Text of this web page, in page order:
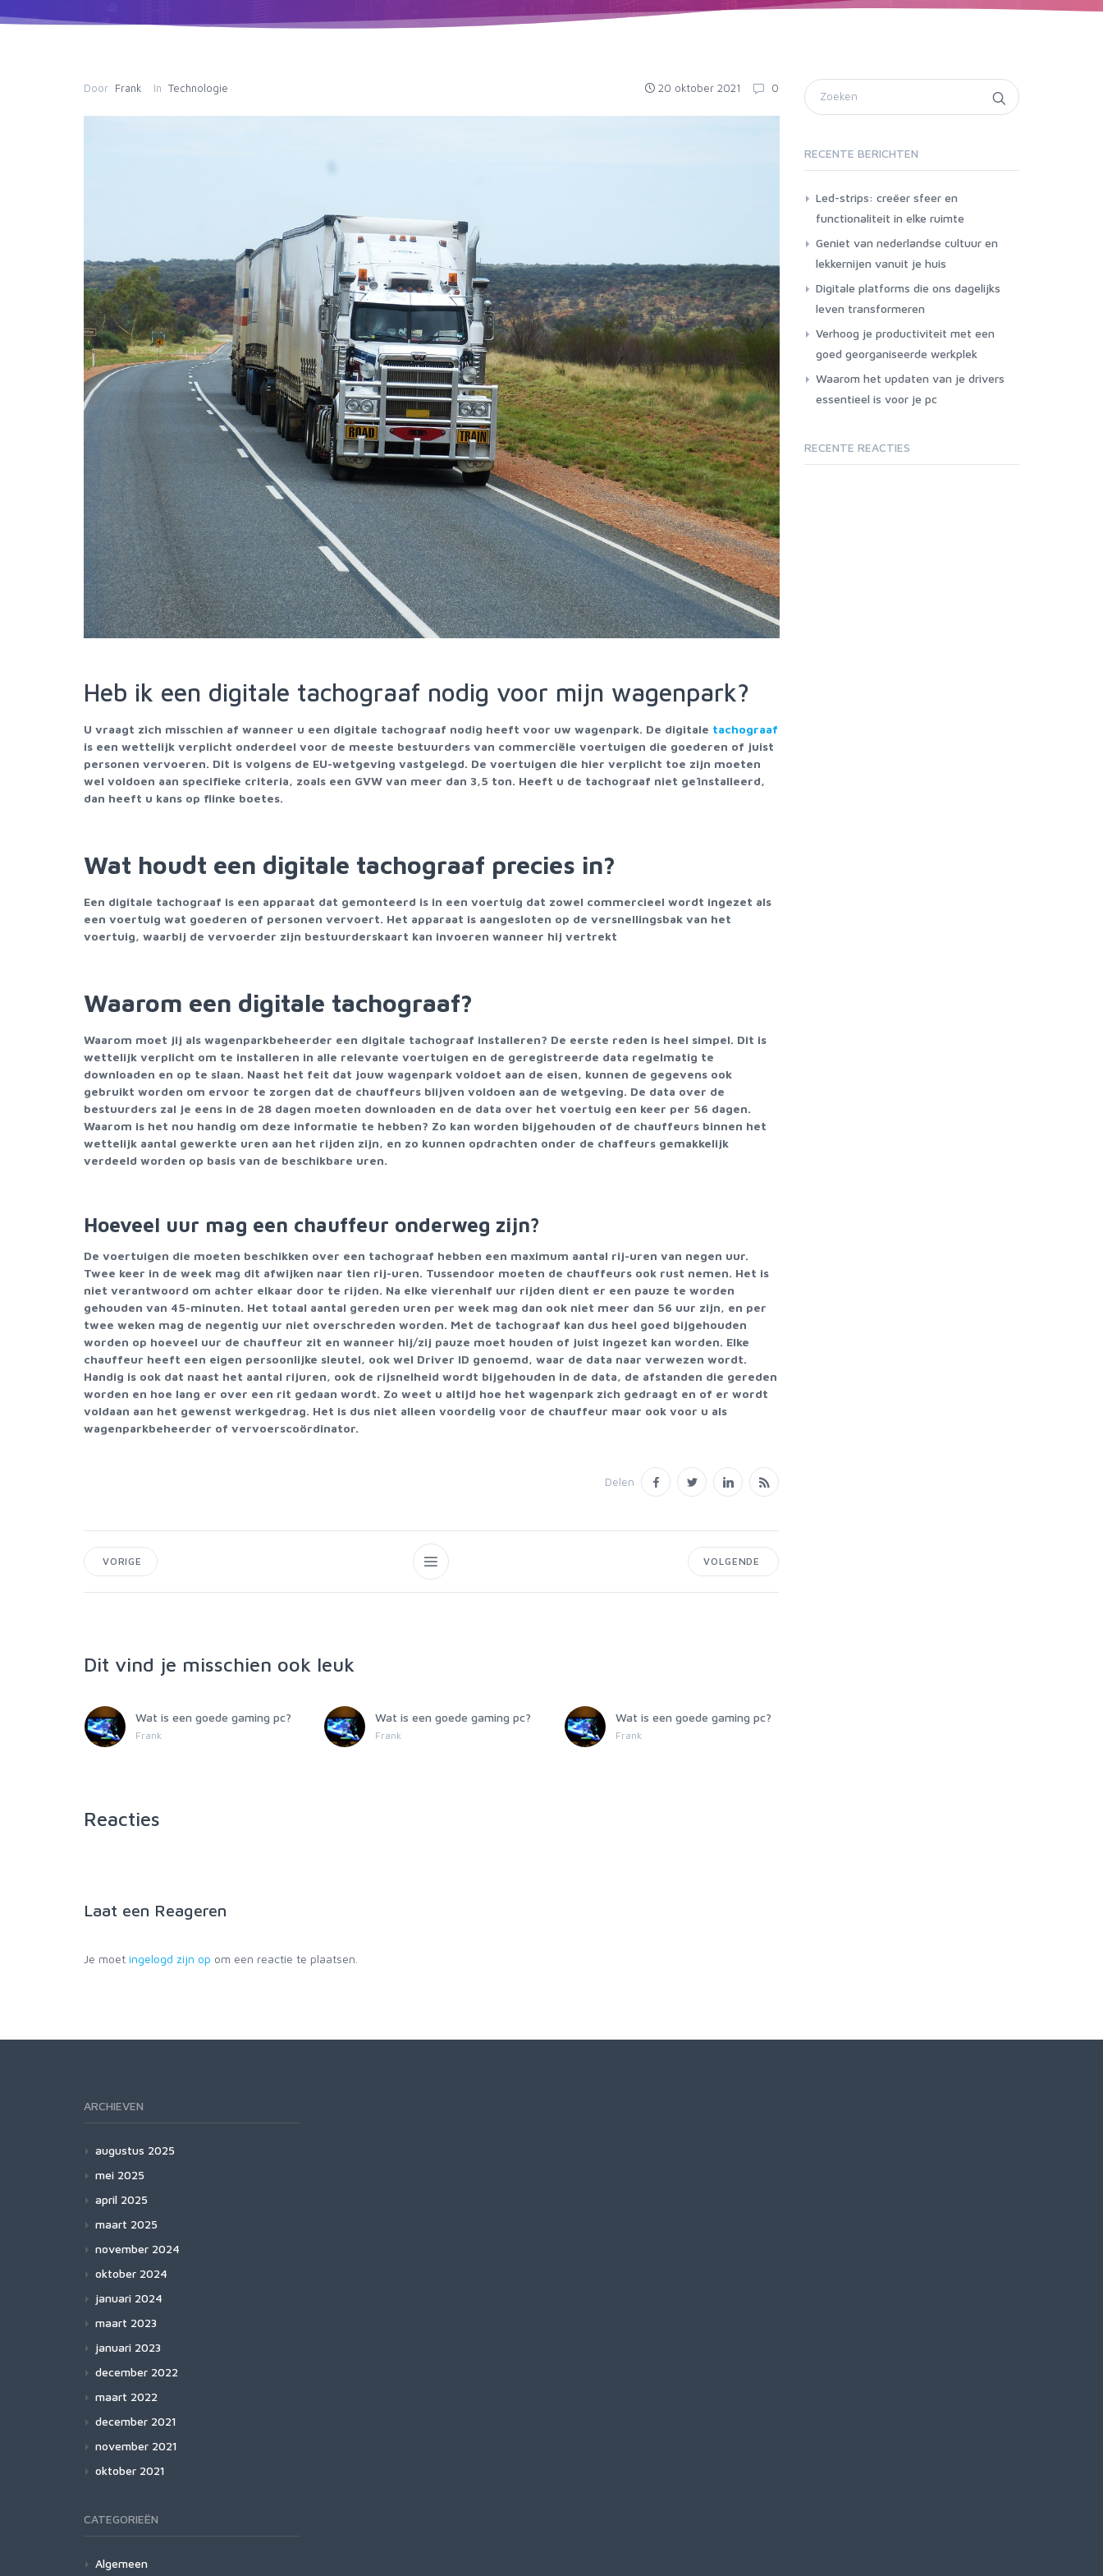
Door Frank In Technologie 20 oktober 2021 0
Heb ik een digitale tachograaf nodig voor mijn wagenpark?
U vraagt zich misschien af wanneer u een digitale tachograaf nodig heeft voor uw wagenpark. De digitale tachograaf
is een wettelijk verplicht onderdeel voor de meeste bestuurders van commerciële voertuigen die goederen of juist
personen vervoeren. Dit is volgens de EU-wetgeving vastgelegd. De voertuigen die hier verplicht toe zijn moeten
wel voldoen aan specifieke criteria, zoals een GVW van meer dan 3,5 ton. Heeft u de tachograaf niet geïnstalleerd,
dan heeft u kans op flinke boetes.
Wat houdt een digitale tachograaf precies in?
Een digitale tachograaf is een apparaat dat gemonteerd is in een voertuig dat zowel commercieel wordt ingezet als
een voertuig wat goederen of personen vervoert. Het apparaat is aangesloten op de versnellingsbak van het
voertuig, waarbij de vervoerder zijn bestuurderskaart kan invoeren wanneer hij vertrekt
Waarom een digitale tachograaf?
Waarom moet jij als wagenparkbeheerder een digitale tachograaf installeren? De eerste reden is heel simpel. Dit is
wettelijk verplicht om te installeren in alle relevante voertuigen en de geregistreerde data regelmatig te
downloaden en op te slaan. Naast het feit dat jouw wagenpark voldoet aan de eisen, kunnen de gegevens ook
gebruikt worden om ervoor te zorgen dat de chauffeurs blijven voldoen aan de wetgeving. De data over de
bestuurders zal je eens in de 28 dagen moeten downloaden en de data over het voertuig een keer per 56 dagen.
Waarom is het nou handig om deze informatie te hebben? Zo kan worden bijgehouden of de chauffeurs binnen het
wettelijk aantal gewerkte uren aan het rijden zijn, en zo kunnen opdrachten onder de chaffeurs gemakkelijk
verdeeld worden op basis van de beschikbare uren.
Hoeveel uur mag een chauffeur onderweg zijn?
De voertuigen die moeten beschikken over een tachograaf hebben een maximum aantal rij-uren van negen uur.
Twee keer in de week mag dit afwijken naar tien rij-uren. Tussendoor moeten de chauffeurs ook rust nemen. Het is
niet verantwoord om achter elkaar door te rijden. Na elke vierenhalf uur rijden dient er een pauze te worden
gehouden van 45-minuten. Het totaal aantal gereden uren per week mag dan ook niet meer dan 56 uur zijn, en per
twee weken mag de negentig uur niet overschreden worden. Met de tachograaf kan dus heel goed bijgehouden
worden op hoeveel uur de chauffeur zit en wanneer hij/zij pauze moet houden of juist ingezet kan worden. Elke
chauffeur heeft een eigen persoonlijke sleutel, ook wel Driver ID genoemd, waar de data naar verwezen wordt.
Handig is ook dat naast het aantal rijuren, ook de rijsnelheid wordt bijgehouden in de data, de afstanden die gereden
worden en hoe lang er over een rit gedaan wordt. Zo weet u altijd hoe het wagenpark zich gedraagt en of er wordt
voldaan aan het gewenst werkgedrag. Het is dus niet alleen voordelig voor de chauffeur maar ook voor u als
wagenparkbeheerder of vervoerscoördinator.
Delen
VORIGE VOLGENDE
Dit vind je misschien ook leuk
Wat is een goede gaming pc?
Frank
Wat is een goede gaming pc?
Frank
Wat is een goede gaming pc?
Frank
Reacties
Laat een Reageren
Je moet ingelogd zijn op om een reactie te plaatsen.
RECENTE BERICHTEN
Led-strips: creëer sfeer en
functionaliteit in elke ruimte
Geniet van nederlandse cultuur en
lekkernijen vanuit je huis
Digitale platforms die ons dagelijks
leven transformeren
Verhoog je productiviteit met een
goed georganiseerde werkplek
Waarom het updaten van je drivers
essentieel is voor je pc
RECENTE REACTIES
ARCHIEVEN
augustus 2025
mei 2025
april 2025
maart 2025
november 2024
oktober 2024
januari 2024
maart 2023
januari 2023
december 2022
maart 2022
december 2021
november 2021
oktober 2021
CATEGORIEËN
Algemeen